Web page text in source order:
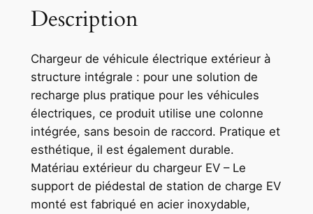
Description
Chargeur de véhicule électrique extérieur à
structure intégrale : pour une solution de
recharge plus pratique pour les véhicules
électriques, ce produit utilise une colonne
intégrée, sans besoin de raccord. Pratique et
esthétique, il est également durable.
Matériau extérieur du chargeur EV – Le
support de piédestal de station de charge EV
monté est fabriqué en acier inoxydable,